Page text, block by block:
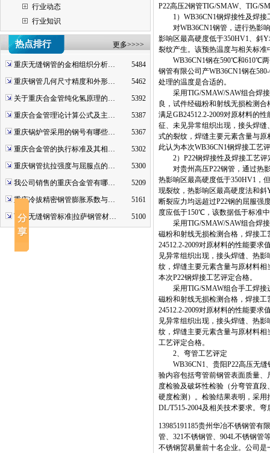
行业动态
行业知识
热点排行 更多>>>>
重庆无缝钢管的金相组织分析…
5484
重庆钢管几何尺寸精度和外形…
5462
关于重庆合金管纯化氢原理的…
5392
重庆合金管理论计算公式及主…
5387
重庆锅炉管采用的钢号有哪些…
5367
重庆合金管的执行标准及其相…
5302
重庆钢管抗拉强度与屈服点的…
5300
我公司销售的重庆合金管有哪…
5209
重庆冷拔精密钢管膨胀系数与…
5161
西藏无缝钢管标准|拉萨钢管材…
5100
P22高压2钢管TIG/SMAW、TIG/
1）WB36CN1钢焊接性及焊接
对WB36CN1钢管，进行热影响
影响区最高硬度低于350HV1、斜
裂纹产生。该预热温度与相关标
WB36CN1钢在590℃和610℃两
钢管有限公司产WB36CN1钢在
处理的温度是合适的。
采用TIG/SMAW/SAW组合焊接
良，试件经磁粉和射线无损检测
满足GB24512.2-2009对原材料的
征、未见异常组织出现，接头焊缝
式的裂纹，焊缝主要元素含量与原
此认为本次WB36CN1钢焊接工艺
2）P22钢焊接性及焊接工艺评
对贵州高压P22钢管，通过热影
热影响区最高硬度低于350HV1，
现裂纹，热影响区最高硬度法和
断裂应力均远超过P22钢的屈服强
度应低于150℃，该数据低于标准
采用TIG/SMAW/SAW组合焊接
磁粉和射线无损检测合格，焊接
24512.2-2009对原材料的性能要
见异常组织出现，接头焊缝、热
纹，焊缝主要元素含量与原材料相
本次P22钢焊接工艺评定合格。
采用TIG/SMAW组合手工焊接进
磁粉和射线无损检测合格，焊接
24512.2-2009对原材料的性能要
见异常组织出现，接头焊缝、热
纹，焊缝主要元素含量与原材料相
工艺评定合格。
2、弯管工艺评定
WB36CN1、贵阳P22高压无缝钢
验内容包括弯管前钢管表面质量
度检验及破坏性检验（分弯管直
硬度检测）。检验结果表明，采
DL/T515-2004及相关技术要求。
13985191185贵州华冶不锈钢管有
管、321不锈钢管、904L不锈钢管
不锈钢贸易量前十名企业。公司